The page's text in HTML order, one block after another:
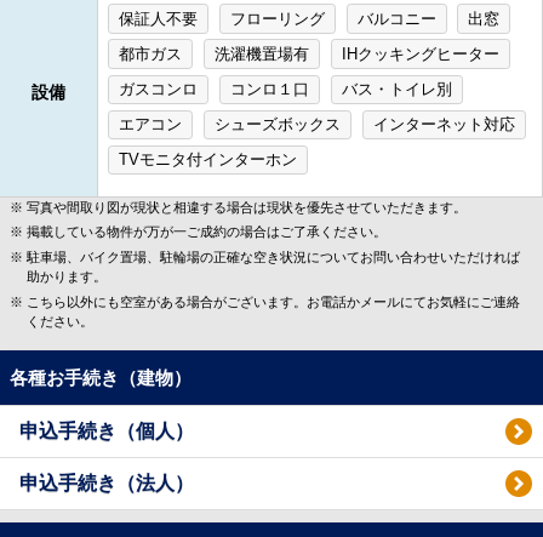
設備
保証人不要 フローリング バルコニー
出窓
都市ガス
洗濯機置場有
IHクッキングヒーター
ガスコンロ
コンロ１口
バス・トイレ別
エアコン
シューズボックス
インターネット対応
TVモニタ付インターホン
写真や間取り図が現状と相違する場合は現状を優先させていただきます。
掲載している物件が万が一ご成約の場合はご了承ください。
駐車場、バイク置場、駐輪場の正確な空き状況についてお問い合わせいただければ
助かります。
こちら以外にも空室がある場合がございます。お電話かメールにてお気軽にご連絡
ください。
各種お手続き（建物）
申込手続き（個人）
申込手続き（法人）